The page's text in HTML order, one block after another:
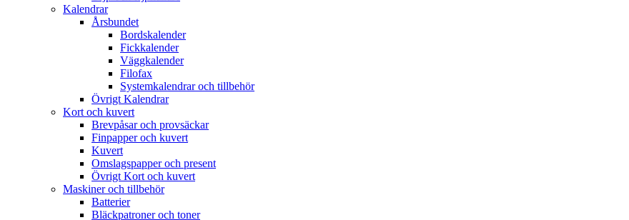
Kalendrar
Årsbundet
Bordskalender
Fickkalender
Väggkalender
Filofax
Systemkalendrar och tillbehör
Övrigt Kalendrar
Kort och kuvert
Brevpåsar och provsäckar
Finpapper och kuvert
Kuvert
Omslagspapper och present
Övrigt Kort och kuvert
Maskiner och tillbehör
Batterier
Bläckpatroner och toner